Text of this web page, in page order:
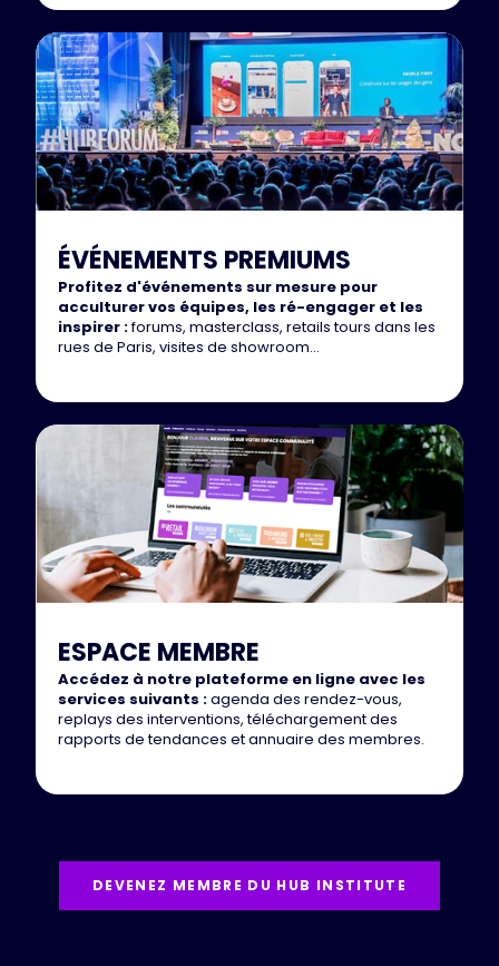
ÉVÉNEMENTS PREMIUMS
Profitez d'événements sur mesure pour
acculturer vos équipes, les ré-engager et les
inspirer :forums, masterclass, retails tours dans les
rues de Paris, visites de showroom...
ESPACE MEMBRE
Accédez à notre plateforme en ligne avec les
services suivants :agenda des rendez-vous,
replays des interventions, téléchargement des
rapports de tendances et annuaire des membres.
DEVENEZ MEMBRE DU HUB INSTITUTE